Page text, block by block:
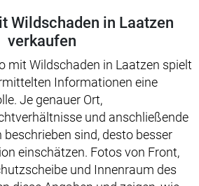
Wildschaden in Laatzen
verkaufen
mit Wildschaden in Laatzen spielt
Informationen eine
Je genauer Ort,
und anschließende
sind, desto besser
einschätzen. Fotos von Front,
und Innenraum des